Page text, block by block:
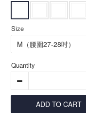
Size
Quantity
ADD TO CART